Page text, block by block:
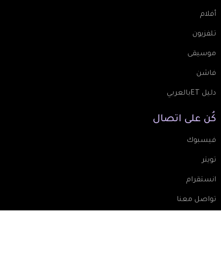
أفلام
تلفزيون
موسيقى
فاشن
دليل ETبالعربي
كُن على اتصال
فيسبوك
تويتر
انستقرام
تواصل معنا